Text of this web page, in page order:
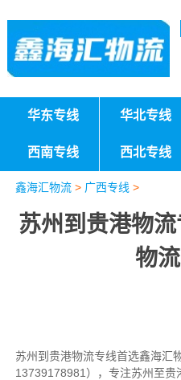
华东专线 华北专线
西南专线 西北专线
鑫海汇物流> 广西专线 >
苏州到贵港物
物
苏州到贵港物流专线首选鑫海汇
13739178981），专注苏州至贵